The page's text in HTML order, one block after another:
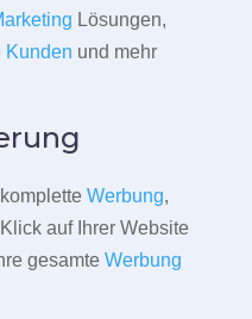
Lösungen,
Kunden und mehr
Werbung,
auf Ihrer Website
gesamte Werbung